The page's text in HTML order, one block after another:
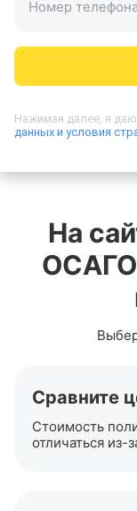
Номер
+7 (921) 123-45-
Нажимая далее, я даю
данных и условия
На
ОСАГО
Сравните
Стоимость
отличаться из-